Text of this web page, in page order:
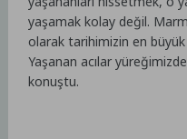
yaşamak kolay değil.
olarak tarihimizin en
Yaşanan acılar
konuştu.